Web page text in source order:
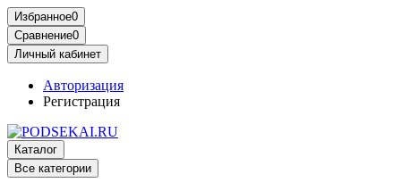
Избранное0
Сравнение0
Личный кабинет
Авторизация
Регистрация
Каталог
Все категории